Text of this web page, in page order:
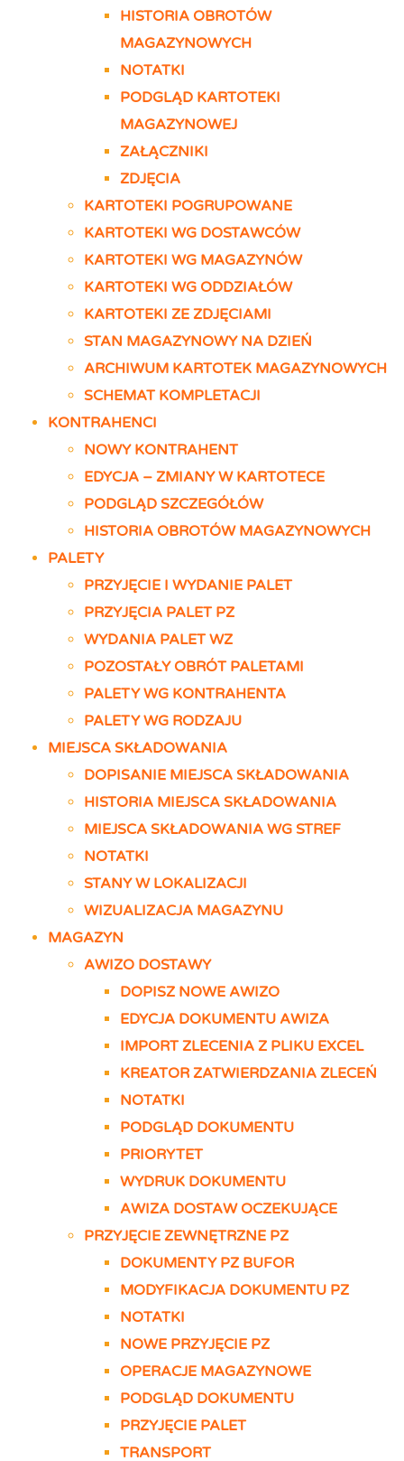
HISTORIA OBROTÓW
MAGAZYNOWYCH
NOTATKI
PODGLĄD KARTOTEKI
MAGAZYNOWEJ
ZAŁĄCZNIKI
ZDJĘCIA
KARTOTEKI POGRUPOWANE
KARTOTEKI WG DOSTAWCÓW
KARTOTEKI WG MAGAZYNÓW
KARTOTEKI WG ODDZIAŁÓW
KARTOTEKI ZE ZDJĘCIAMI
STAN MAGAZYNOWY NA DZIEŃ
ARCHIWUM KARTOTEK MAGAZYNOWYCH
SCHEMAT KOMPLETACJI
KONTRAHENCI
NOWY KONTRAHENT
EDYCJA – ZMIANY W KARTOTECE
PODGLĄD SZCZEGÓŁÓW
HISTORIA OBROTÓW MAGAZYNOWYCH
PALETY
PRZYJĘCIE I WYDANIE PALET
PRZYJĘCIA PALET PZ
WYDANIA PALET WZ
POZOSTAŁY OBRÓT PALETAMI
PALETY WG KONTRAHENTA
PALETY WG RODZAJU
MIEJSCA SKŁADOWANIA
DOPISANIE MIEJSCA SKŁADOWANIA
HISTORIA MIEJSCA SKŁADOWANIA
MIEJSCA SKŁADOWANIA WG STREF
NOTATKI
STANY W LOKALIZACJI
WIZUALIZACJA MAGAZYNU
MAGAZYN
AWIZO DOSTAWY
DOPISZ NOWE AWIZO
EDYCJA DOKUMENTU AWIZA
IMPORT ZLECENIA Z PLIKU EXCEL
KREATOR ZATWIERDZANIA ZLECEŃ
NOTATKI
PODGLĄD DOKUMENTU
PRIORYTET
WYDRUK DOKUMENTU
AWIZA DOSTAW OCZEKUJĄCE
PRZYJĘCIE ZEWNĘTRZNE PZ
DOKUMENTY PZ BUFOR
MODYFIKACJA DOKUMENTU PZ
NOTATKI
NOWE PRZYJĘCIE PZ
OPERACJE MAGAZYNOWE
PODGLĄD DOKUMENTU
PRZYJĘCIE PALET
TRANSPORT